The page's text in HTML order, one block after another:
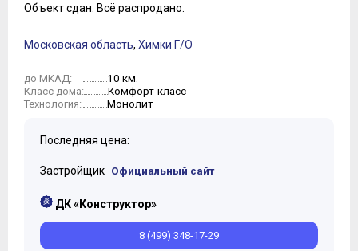
4
6
8
9
10
Объект сдан. Всё распродано.
Московская область, Химки Г/О
до МКАД: 10 км.
Класс дома: Комфорт-класс
Технология: Монолит
Последняя цена:
Застройщик Официальный сайт
ДК «Конструктор»
8 (499) 348-17-29